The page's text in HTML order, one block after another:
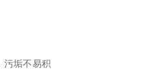
污垢不易积